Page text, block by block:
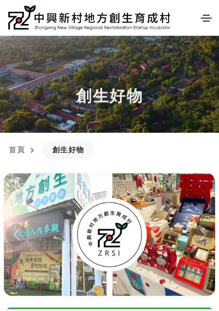
創生好物
首頁 創生好物
Previous Next